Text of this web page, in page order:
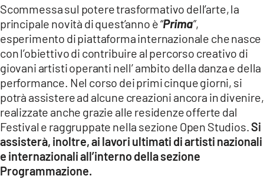
APPLE
Scommessa sul potere trasformativo dell’arte, la
principale novità di quest’anno è“Prima”,
esperimento di piattaforma internazionale che nasce
con l’obiettivo di contribuire al percorso creativo di
giovani artisti operanti nell’ ambito della danza e della
performance. Nel corso dei primi cinque giorni, si
potrà assistere ad alcune creazioni ancora in divenire,
realizzate anche grazie alle residenze offerte dal
Festival e raggruppate nella sezione Open Studios.Si
assisterà, inoltre, ai lavori ultimati di artisti nazionali
e internazionali all’interno della sezione
Programmazione.